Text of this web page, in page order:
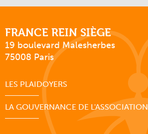
FRANCE REIN SIÈGE
19 boulevard Malesherbes
75008 Paris
LES PLAIDOYERS
LA GOUVERNANCE DE L'ASSOCIATION